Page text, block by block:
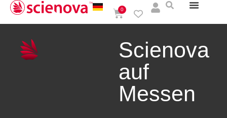
0
Scienova
auf
Messen